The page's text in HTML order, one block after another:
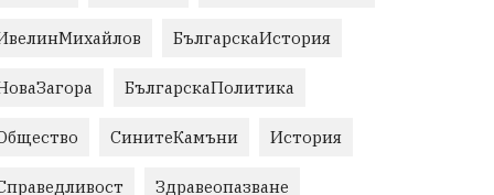
БългарскаИстория
БългарскаПолитика
СинитеКамъни История
Здравеопазване